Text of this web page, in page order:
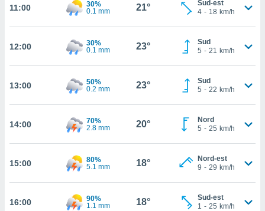
à
de
11:00
30%
0.1 mm
21°
Sud-est
4 - 18 km/h
12:00
30%
0.1 mm
23°
Sud
5 - 21 km/h
13:00
50%
0.2 mm
23°
Sud
5 - 22 km/h
14:00
70%
2.8 mm
20°
Nord
5 - 25 km/h
15:00
80%
5.1 mm
18°
Nord-est
9 - 29 km/h
16:00
90%
1.1 mm
18°
Sud-est
1 - 25 km/h